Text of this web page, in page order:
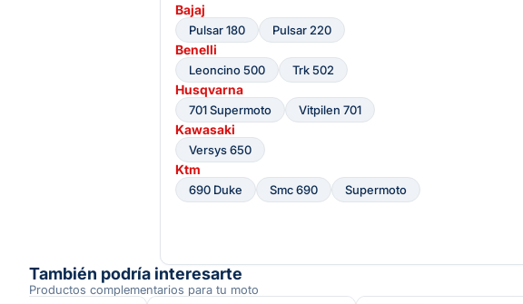
Bajaj
Pulsar 180 Pulsar 220
Benelli
Leoncino 500 Trk 502
Husqvarna
701 Supermoto Vitpilen 701
Kawasaki
Versys 650
Ktm
690 Duke Smc 690 Supermoto
También podría interesarte
Productos complementarios para tu moto